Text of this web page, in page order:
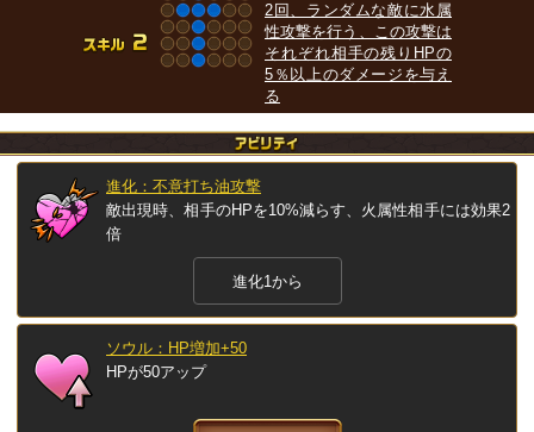
2回、ランダムな敵に水属
性攻撃を行う、この攻撃は
それぞれ相手の残りHPの
5％以上のダメージを与え
る
進化：不意打ち油攻撃
敵出現時、相手のHPを10%減らす、火属性相手には効果2
倍
進化1から
ソウル：HP増加+50
HPが50アップ